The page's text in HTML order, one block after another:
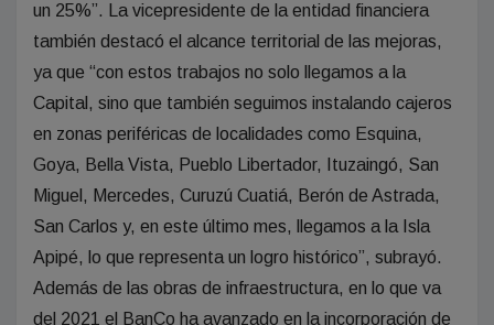
un 25%”. La vicepresidente de la entidad financiera
también destacó el alcance territorial de las mejoras,
ya que “con estos trabajos no solo llegamos a la
Capital, sino que también seguimos instalando cajeros
en zonas periféricas de localidades como Esquina,
Goya, Bella Vista, Pueblo Libertador, Ituzaingó, San
Miguel, Mercedes, Curuzú Cuatiá, Berón de Astrada,
San Carlos y, en este último mes, llegamos a la Isla
Apipé, lo que representa un logro histórico”, subrayó.
Además de las obras de infraestructura, en lo que va
del 2021 el BanCo ha avanzado en la incorporación de